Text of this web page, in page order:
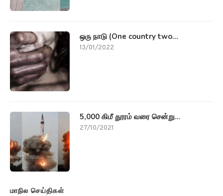
ஒரு நாடு (One country two...
13/01/2022
5,000 கிமீ தூரம் வரை சென்று...
27/10/2021
மாநில செய்திகள்